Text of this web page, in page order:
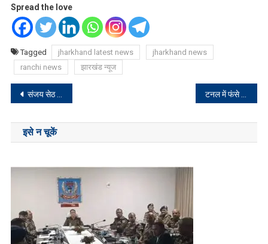
Spread the love
Tagged jharkhand latest news
jharkhand news
ranchi news
झारखंड न्यूज
Post
navigation
संजय सेठ ने पदक विजेताओं को किया सम्मानित टनल में फंसे झारखण्ड के श्रमिकों के परिजनों को उत्तराखण्ड में सुविधा दे रही झारखण्ड सरकार
इसे न चूकें